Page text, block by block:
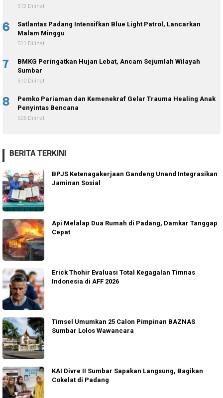
512 Dilihat
6
Satlantas Padang Intensifkan Blue Light Patrol, Lancarkan
Malam Minggu
511 Dilihat
7
BMKG Peringatkan Hujan Lebat, Ancam Sejumlah Wilayah
Sumbar
510 Dilihat
8
Pemko Pariaman dan Kemenekraf Gelar Trauma Healing Anak
Penyintas Bencana
506 Dilihat
BERITA TERKINI
BPJS Ketenagakerjaan Gandeng Unand Integrasikan
Jaminan Sosial
Api Melalap Dua Rumah di Padang, Damkar Tanggap
Cepat
Erick Thohir Evaluasi Total Kegagalan Timnas
Indonesia di AFF 2026
Timsel Umumkan 25 Calon Pimpinan BAZNAS
Sumbar Lolos Wawancara
KAI Divre II Sumbar Sapakan Langsung, Bagikan
Cokelat di Padang